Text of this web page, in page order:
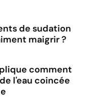
de sudation
maigrir ?
comment
l'eau coincée